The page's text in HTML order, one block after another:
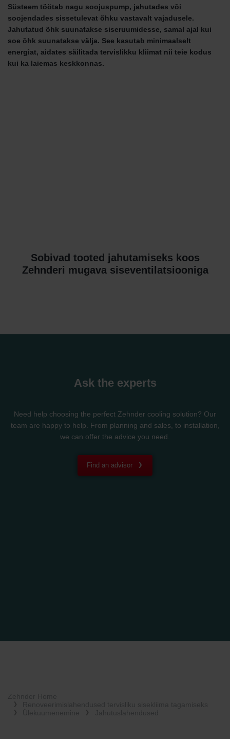
Süsteem töötab nagu soojuspump, jahutades või
soojendades sissetulevat õhku vastavalt vajadusele.
Jahutatud õhk suunatakse siseruumidesse, samal ajal kui
soe õhk suunatakse välja. See kasutab minimaalselt
energiat, aidates säilitada tervislikku kliimat nii teie kodus
kui ka laiemas keskkonnas.
Sobivad tooted jahutamiseks koos
Zehnderi mugava siseventilatsiooniga
Ask the experts
Need help choosing the perfect Zehnder cooling solution? Our
team are happy to help. From planning and sales, to installation,
we can offer the advice you need.
Find an advisor